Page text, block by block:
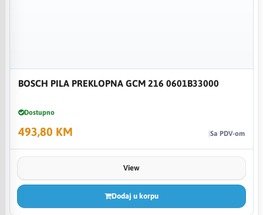
BOSCH PILA PREKLOPNA GCM 216 0601B33000
Dostupno
493,80 KM Sa PDV-om
View
Dodaj u korpu